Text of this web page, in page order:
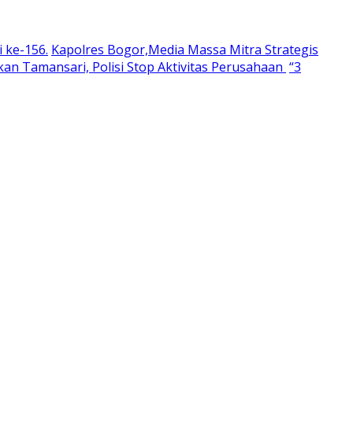
156. Kapolres Bogor,Media Massa Mitra Strategis
Tamansari, Polisi Stop Aktivitas Perusahaan “3